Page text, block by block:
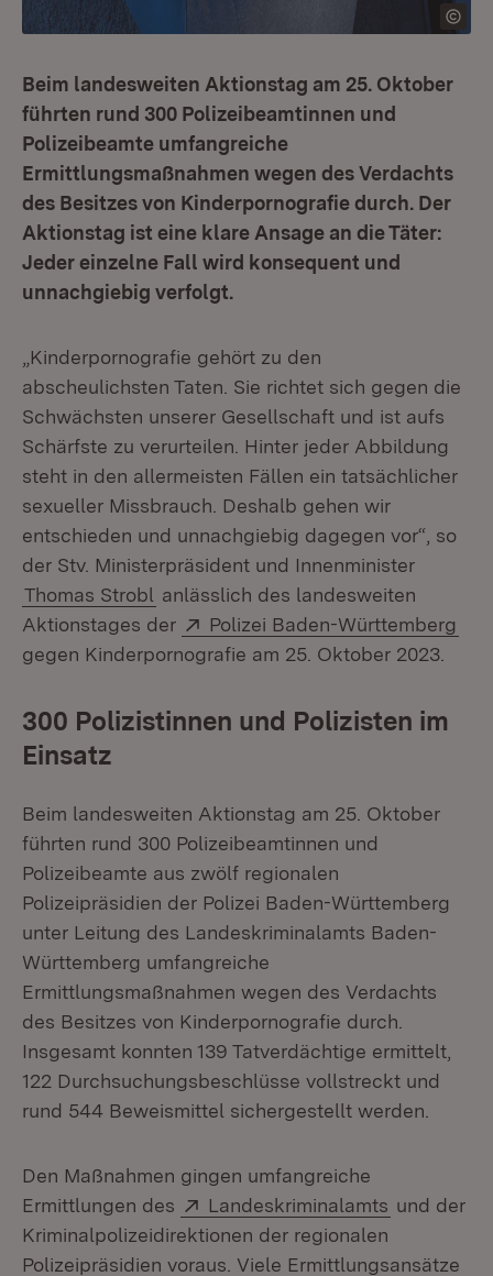
Beim landesweiten Aktionstag am 25. Oktober
führten rund 300 Polizeibeamtinnen und
Polizeibeamte umfangreiche
Ermittlungsmaßnahmen wegen des Verdachts
des Besitzes von Kinderpornografie durch. Der
Aktionstag ist eine klare Ansage an die Täter:
Jeder einzelne Fall wird konsequent und
unnachgiebig verfolgt.
„Kinderpornografie gehört zu den
abscheulichsten Taten. Sie richtet sich gegen die
Schwächsten unserer Gesellschaft und ist aufs
Schärfste zu verurteilen. Hinter jeder Abbildung
steht in den allermeisten Fällen ein tatsächlicher
sexueller Missbrauch. Deshalb gehen wir
entschieden und unnachgiebig dagegen vor“, so
der Stv. Ministerpräsident und Innenminister
Thomas Strobl anlässlich des landesweiten
Aktionstages der
Extern:
Polizei Baden-Württemberg
gegen Kinderpornografie am 25. Oktober 2023.
300 Polizistinnen und Polizisten im
Einsatz
Beim landesweiten Aktionstag am 25. Oktober
führten rund 300 Polizeibeamtinnen und
Polizeibeamte aus zwölf regionalen
Polizeipräsidien der Polizei Baden-Württemberg
unter Leitung des Landeskriminalamts Baden-
Württemberg umfangreiche
Ermittlungsmaßnahmen wegen des Verdachts
des Besitzes von Kinderpornografie durch.
Insgesamt konnten 139 Tatverdächtige ermittelt,
122 Durchsuchungsbeschlüsse vollstreckt und
rund 544 Beweismittel sichergestellt werden.
Den Maßnahmen gingen umfangreiche
Ermittlungen des
Extern:
Landeskriminalamts (Öffnet in
und der
Kriminalpolizeidirektionen der regionalen
Polizeipräsidien voraus. Viele Ermittlungsansätze